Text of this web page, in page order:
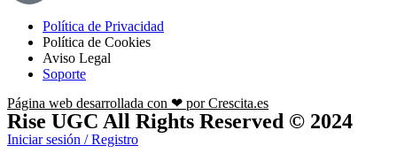
Política de Privacidad
Política de Cookies
Aviso Legal
Soporte
Página web desarrollada con ❤ por Crescita.es
Rise UGC All Rights Reserved © 2024
Iniciar sesión / Registro